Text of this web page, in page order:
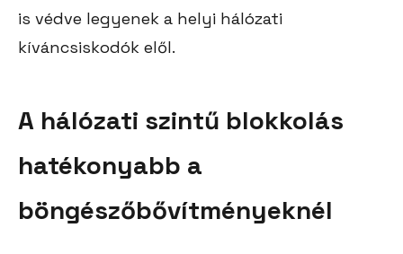
is védve legyenek a helyi hálózati
kíváncsiskodók elől.
A hálózati szintű blokkolás
hatékonyabb a
böngészőbővítményeknél